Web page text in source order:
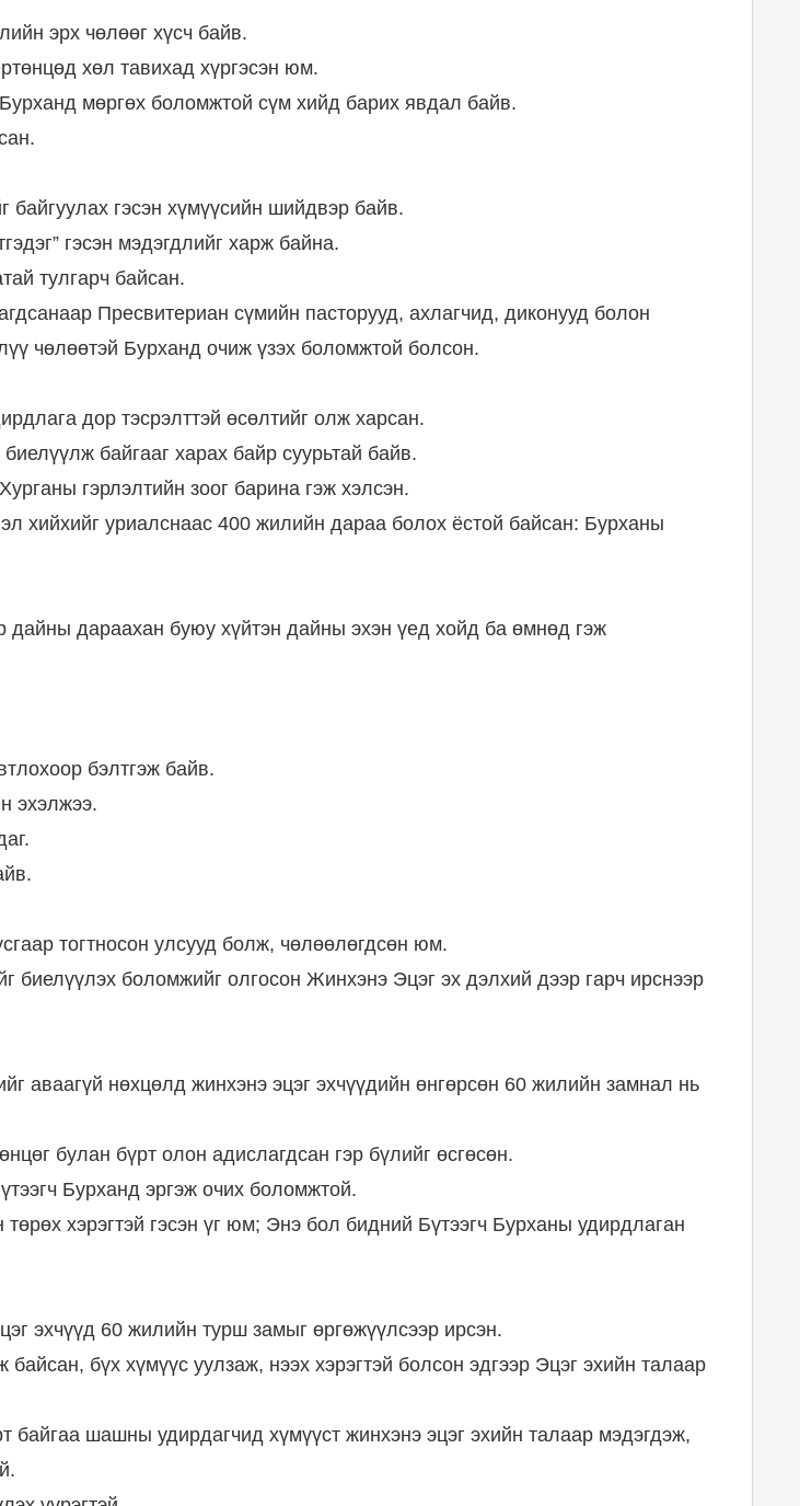
эрх чөлөөг хүсч байв.
хөл тавихад хүргэсэн юм.
мөргөх боломжтой сүм хийд барих явдал байв.
гэсэн хүмүүсийн шийдвэр байв.
гэсэн мэдэгдлийг харж байна.
тулгарч байсан.
Пресвитериан сүмийн пасторууд, ахлагчид, диконууд болон
чөлөөтэй Бурханд очиж үзэх боломжтой болсон.
дор тэсрэлттэй өсөлтийг олж харсан.
байгааг харах байр суурьтай байв.
гэрлэлтийн зоог барина гэж хэлсэн.
хийхийг уриалснаас 400 жилийн дараа болох ёстой байсан: Бурханы
дараахан буюу хүйтэн дайны эхэн үед хойд ба өмнөд гэж
бэлтгэж байв.
эхэлжээ.
тогтносон улсууд болж, чөлөөлөгдсөн юм.
биелүүлэх боломжийг олгосон Жинхэнэ Эцэг эх дэлхий дээр гарч ирснээр
аваагүй нөхцөлд жинхэнэ эцэг эхчүүдийн өнгөрсөн 60 жилийн замнал нь
булан бүрт олон адислагдсан гэр бүлийг өсгөсөн.
Бурханд эргэж очих боломжтой.
хэрэгтэй гэсэн үг юм; Энэ бол бидний Бүтээгч Бурханы удирдлаган
эхчүүд 60 жилийн турш замыг өргөжүүлсээр ирсэн.
бүх хүмүүс уулзаж, нээх хэрэгтэй болсон эдгээр Эцэг эхийн талаар
шашны удирдагчид хүмүүст жинхэнэ эцэг эхийн талаар мэдэгдэж,